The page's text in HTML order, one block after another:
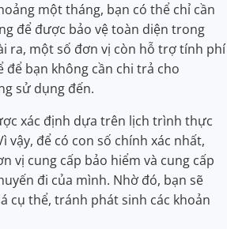
một tháng, bạn có thể chỉ cần
để được bảo vệ toàn diện trong
ra, một số đơn vị còn hỗ trợ tính phí
bạn không cần chi trả cho
sử dụng đến.
xác định dựa trên lịch trình thực
vậy, để có con số chính xác nhất,
vị cung cấp bảo hiểm và cung cấp
đi của mình. Nhờ đó, bạn sẽ
cụ thể, tránh phát sinh các khoản